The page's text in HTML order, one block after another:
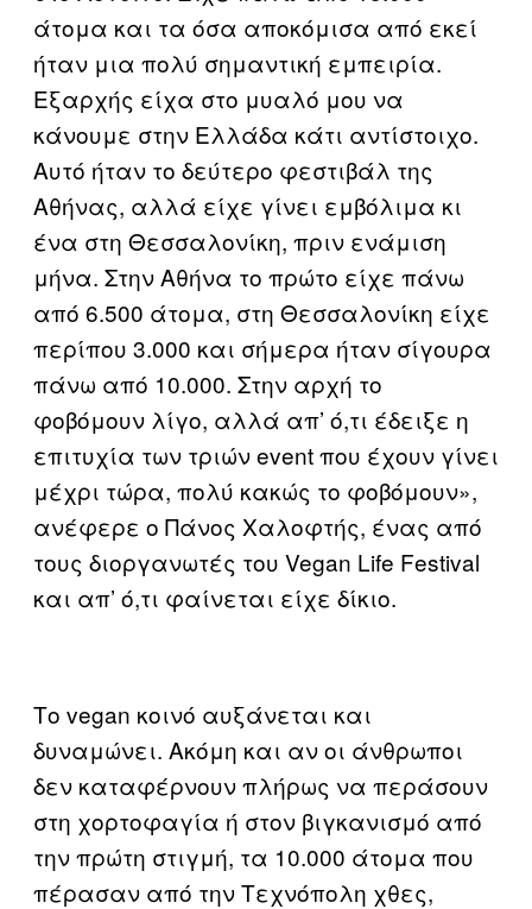
άτομα και τα όσα αποκόμισα από εκεί
ήταν μια πολύ σημαντική εμπειρία.
Eξαρχής είχα στο μυαλό μου να
κάνουμε στην Ελλάδα κάτι αντίστοιχο.
Αυτό ήταν το δεύτερο φεστιβάλ της
Αθήνας, αλλά είχε γίνει εμβόλιμα κι
ένα στη Θεσσαλονίκη, πριν ενάμιση
μήνα. Στην Αθήνα το πρώτο είχε πάνω
από 6.500 άτομα, στη Θεσσαλονίκη είχε
περίπου 3.000 και σήμερα ήταν σίγουρα
πάνω από 10.000. Στην αρχή το
φοβόμουν λίγο, αλλά απ’ ό,τι έδειξε η
επιτυχία των τριών event που έχουν γίνει
μέχρι τώρα, πολύ κακώς το φοβόμουν»,
ανέφερε ο Πάνος Χαλοφτής, ένας από
τους διοργανωτές του Vegan Life Festival
και απ’ ό,τι φαίνεται είχε δίκιο.
Το vegan κοινό αυξάνεται και
δυναμώνει. Ακόμη και αν οι άνθρωποι
δεν καταφέρνουν πλήρως να περάσουν
στη χορτοφαγία ή στον βιγκανισμό από
την πρώτη στιγμή, τα 10.000 άτομα που
πέρασαν από την Τεχνόπολη χθες,